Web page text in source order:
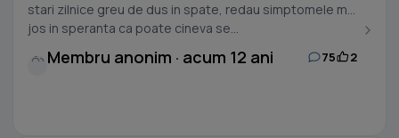
stari zilnice greu de dus in spate, redau simptomele mai
jos in speranta ca poate cineva se...
Membru anonim · acum 12 ani 75 2